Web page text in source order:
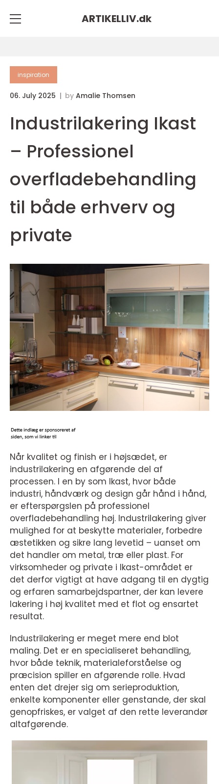
ARTIKELLIV.dk
inspiration
06. July 2025 by Amalie Thomsen
Industrilakering Ikast
– Professionel
overfladebehandling
til både erhverv og
private
Når kvalitet og finish er i højsædet, er
industrilakering en afgørende del af
processen. I en by som Ikast, hvor både
industri, håndværk og design går hånd i hånd,
er efterspørgslen på professionel
overfladebehandling høj. Industrilakering giver
mulighed for at beskytte materialer, forbedre
æstetikken og sikre lang levetid – uanset om
det handler om metal, træ eller plast. For
virksomheder og private i Ikast-området er
det derfor vigtigt at have adgang til en dygtig
og erfaren samarbejdspartner, der kan levere
lakering i høj kvalitet med et flot og ensartet
resultat.
Industrilakering er meget mere end blot
maling. Det er en specialiseret behandling,
hvor både teknik, materialeforståelse og
præcision spiller en afgørende rolle. Hvad
enten det drejer sig om serieproduktion,
enkelte komponenter eller genstande, der skal
genopfriskes, er valget af den rette leverandør
altafgørende.